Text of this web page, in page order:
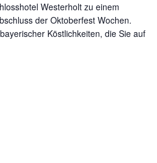
Westerholt zu einem
der Oktoberfest Wochen.
Köstlichkeiten, die Sie auf